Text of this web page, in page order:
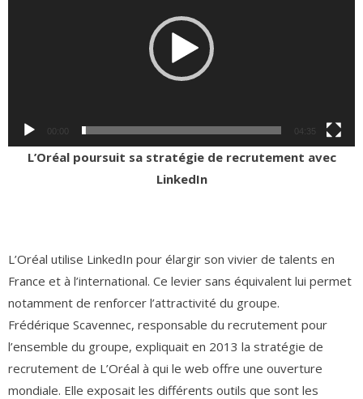
00:00 04:35
L’Oréal poursuit sa stratégie de recrutement avec
LinkedIn
L’Oréal utilise LinkedIn pour élargir son vivier de talents en
France et à l’international. Ce levier sans équivalent lui permet
notamment de renforcer l’attractivité du groupe.
Frédérique Scavennec, responsable du recrutement pour
l’ensemble du groupe, expliquait en 2013 la stratégie de
recrutement de L’Oréal à qui le web offre une ouverture
mondiale. Elle exposait les différents outils que sont les